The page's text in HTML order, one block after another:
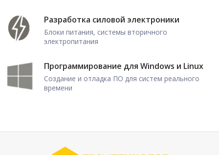
Разработка силовой электроники
Блоки питания, системы вторичного
электропитания
Программирование для Windows и Linux
Создание и отладка ПО для систем реального
времени